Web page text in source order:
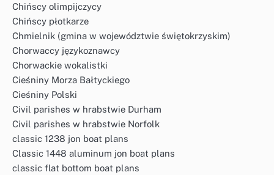
Chińscy olimpijczycy
Chińscy płotkarze
Chmielnik (gmina w województwie świętokrzyskim)
Chorwaccy językoznawcy
Chorwackie wokalistki
Cieśniny Morza Bałtyckiego
Cieśniny Polski
Civil parishes w hrabstwie Durham
Civil parishes w hrabstwie Norfolk
classic 1238 jon boat plans
Classic 1448 aluminum jon boat plans
classic flat bottom boat plans